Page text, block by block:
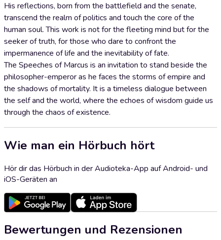
His reflections, born from the battlefield and the senate,
transcend the realm of politics and touch the core of the
human soul. This work is not for the fleeting mind but for the
seeker of truth, for those who dare to confront the
impermanence of life and the inevitability of fate.
The Speeches of Marcus is an invitation to stand beside the
philosopher-emperor as he faces the storms of empire and
the shadows of mortality. It is a timeless dialogue between
the self and the world, where the echoes of wisdom guide us
through the chaos of existence.
Wie man ein Hörbuch hört
Hör dir das Hörbuch in der Audioteka-App auf Android- und
iOS-Geräten an
Bewertungen und Rezensionen